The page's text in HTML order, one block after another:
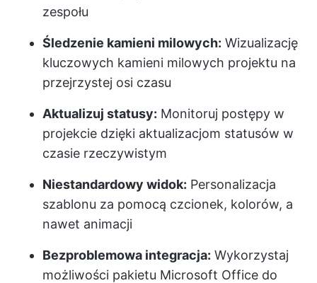
zespołu
Śledzenie kamieni milowych: Wizualizację
kluczowych kamieni milowych projektu na
przejrzystej osi czasu
Aktualizuj statusy: Monitoruj postępy w
projekcie dzięki aktualizacjom statusów w
czasie rzeczywistym
Niestandardowy widok: Personalizacja
szablonu za pomocą czcionek, kolorów, a
nawet animacji
Bezproblemowa integracja: Wykorzystaj
możliwości pakietu Microsoft Office do